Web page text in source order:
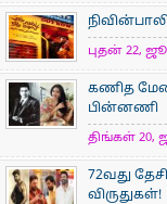
புதன் 22,
கணித
பின்னணி
திங்கள் 20,
72வது
விருதுகள்!